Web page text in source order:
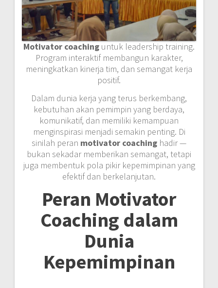
Motivator coaching untuk leadership training.
Program interaktif membangun karakter,
meningkatkan kinerja tim, dan semangat kerja
positif.
Dalam dunia kerja yang terus berkembang,
kebutuhan akan pemimpin yang berdaya,
komunikatif, dan memiliki kemampuan
menginspirasi menjadi semakin penting. Di
sinilah peran motivator coaching hadir —
bukan sekadar memberikan semangat, tetapi
juga membentuk pola pikir kepemimpinan yang
efektif dan berkelanjutan.
Peran Motivator
Coaching dalam
Dunia
Kepemimpinan